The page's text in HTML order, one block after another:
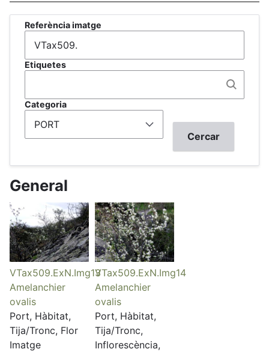
Referència imatge
Etiquetes
Categoria
General
VTax509.ExN.Img13
Amelanchier
ovalis
Port, Hàbitat,
Tija/Tronc, Flor
Imatge
VTax509.ExN.Img14
Amelanchier
ovalis
Port, Hàbitat,
Tija/Tronc,
Inflorescència,